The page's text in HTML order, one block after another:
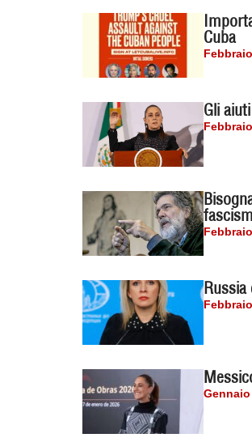
Cuba
Gli
Russia
Gennaio